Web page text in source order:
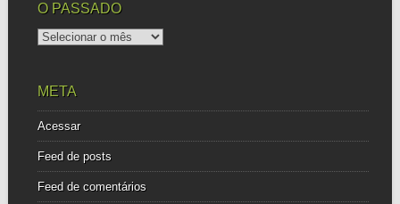
O PASSADO
META
Acessar
Feed de posts
Feed de comentários